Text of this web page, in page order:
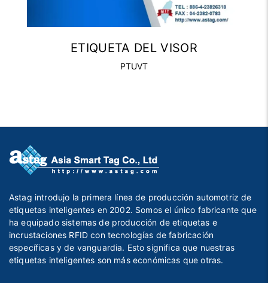
ETIQUETA DEL VISOR
PTUVT
Astag introdujo la primera línea de producción automotriz de
etiquetas inteligentes en 2002. Somos el único fabricante que
ha equipado sistemas de producción de etiquetas e
incrustaciones RFID con tecnologías de fabricación
específicas y de vanguardia. Esto significa que nuestras
etiquetas inteligentes son más económicas que otras.